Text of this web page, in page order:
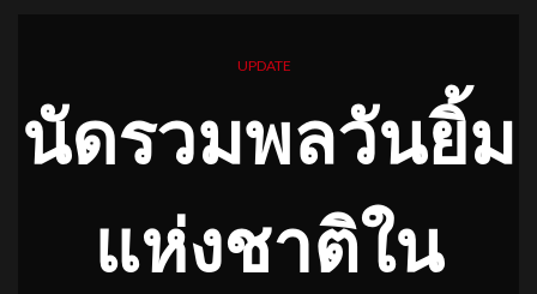
UPDATE
นัดรวมพลวันยิ้ม
แห่งชาติใน